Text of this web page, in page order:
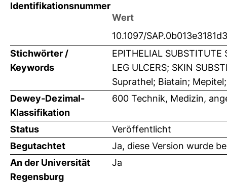
Identifikationsnummer
Wert
10.1097/
Stichwörter /
Keywords
EPITHELIAL SUBSTITUTE
LEG ULCERS; SKIN
Suprathel; Biatain;
Dewey-Dezimal-
Klassifikation
600 Technik, Medizin,
Status
Veröffentlicht
Begutachtet
Ja, diese Version wurde
An der Universität
Regensburg
Ja